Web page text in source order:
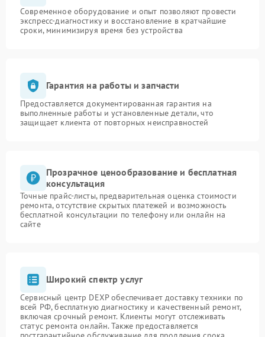
Современное оборудование и опыт позволяют провести
экспресс-диагностику и восстановление в кратчайшие
сроки, минимизируя время без устройства
Гарантия на работы и запчасти
Предоставляется документированная гарантия на
выполненные работы и установленные детали, что
защищает клиента от повторных неисправностей
Прозрачное ценообразование и бесплатная
консультация
Точные прайс-листы, предварительная оценка стоимости
ремонта, отсутствие скрытых платежей и возможность
бесплатной консультации по телефону или онлайн на
сайте
Широкий спектр услуг
Сервисный центр DEXP обеспечивает доставку техники по
всей РФ, бесплатную диагностику и качественный ремонт,
включая срочный ремонт. Клиенты могут отслеживать
статус ремонта онлайн. Также предоставляется